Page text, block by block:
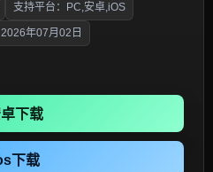
支持平台：PC,安卓,iOS
年07月02日
下载
下载